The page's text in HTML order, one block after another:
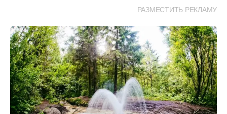
РАЗМЕСТИТЬ РЕКЛАМУ